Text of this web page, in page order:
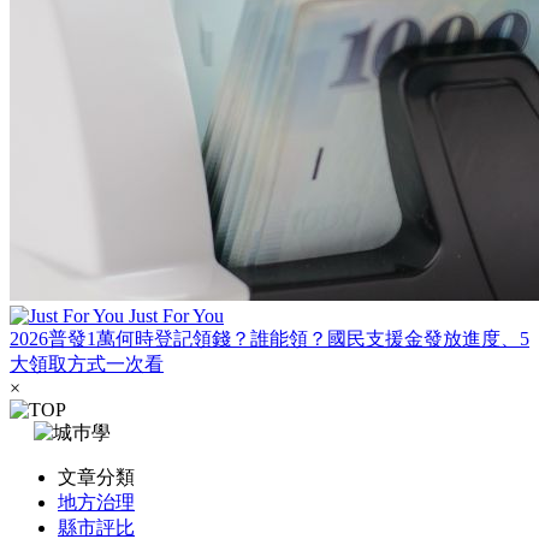
Just For You
2026普發1萬何時登記領錢？誰能領？國民支援金發放進度、5
大領取方式一次看
×
文章分類
地方治理
縣市評比